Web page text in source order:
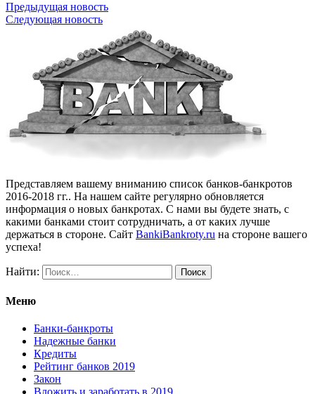
Предыдущая новость
Следующая новость
Представляем вашему вниманию список банков-банкротов
2016-2018 гг.. На нашем сайте регулярно обновляется
информация о новых банкротах. С нами вы будете знать, с
какими банками стоит сотрудничать, а от каких лучше
держаться в стороне. Сайт BankiBankroty.ru на стороне вашего
успеха!
Найти:
Меню
Банки-банкроты
Надежные банки
Кредиты
Рейтинг банков 2019
Закон
Вложить и заработать в 2019